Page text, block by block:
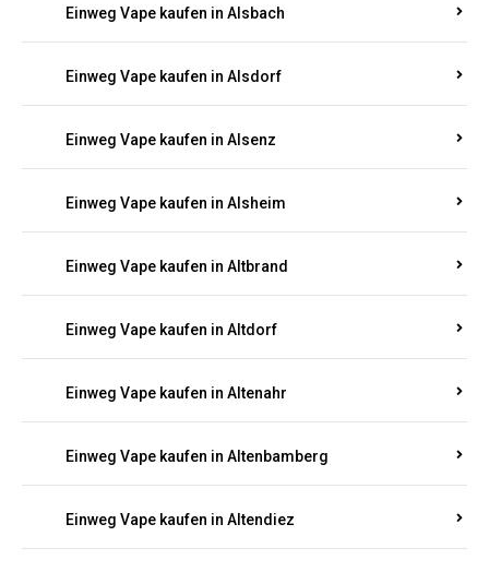
Einweg Vape kaufen in Alsbach
Einweg Vape kaufen in Alsdorf
Einweg Vape kaufen in Alsenz
Einweg Vape kaufen in Alsheim
Einweg Vape kaufen in Altbrand
Einweg Vape kaufen in Altdorf
Einweg Vape kaufen in Altenahr
Einweg Vape kaufen in Altenbamberg
Einweg Vape kaufen in Altendiez